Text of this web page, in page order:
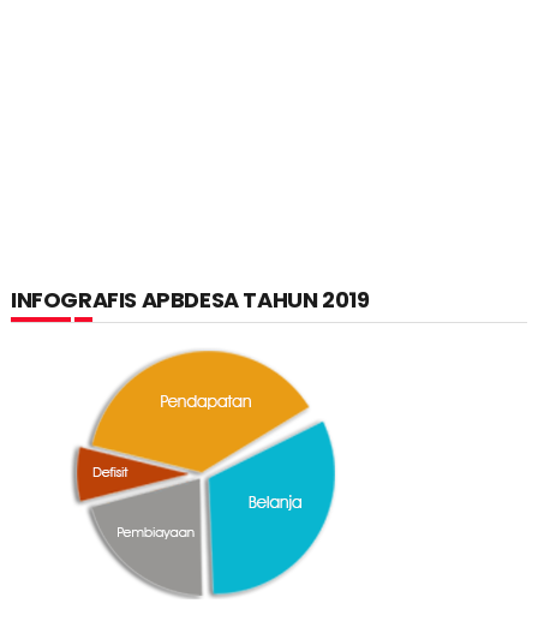
INFOGRAFIS APBDESA TAHUN 2019